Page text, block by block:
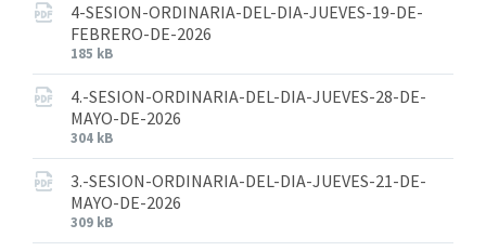
4-SESION-ORDINARIA-DEL-DIA-JUEVES-19-DE-
FEBRERO-DE-2026
185 kB
4.-SESION-ORDINARIA-DEL-DIA-JUEVES-28-DE-
MAYO-DE-2026
304 kB
3.-SESION-ORDINARIA-DEL-DIA-JUEVES-21-DE-
MAYO-DE-2026
309 kB